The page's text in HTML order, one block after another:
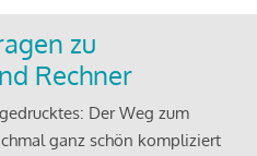
zu
Rechner
Der Weg zum
ganz schön kompliziert